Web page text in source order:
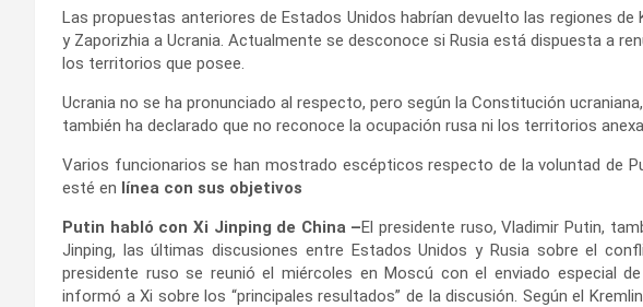
Las propuestas anteriores de Estados Unidos habrían devuelto las regiones de
y Zaporizhia a Ucrania. Actualmente se desconoce si Rusia está dispuesta a
los territorios que posee.
Ucrania no se ha pronunciado al respecto, pero según la Constitución
también ha declarado que no reconoce la ocupación rusa ni los territorios
Varios funcionarios se han mostrado escépticos respecto de la voluntad de
esté en línea con sus objetivos
Putin habló con Xi Jinping de China –El presidente ruso, Vladimir Putin,
Jinping, las últimas discusiones entre Estados Unidos y Rusia sobre el
presidente ruso se reunió el miércoles en Moscú con el enviado especial
informó a Xi sobre los “principales resultados” de la discusión. Según el